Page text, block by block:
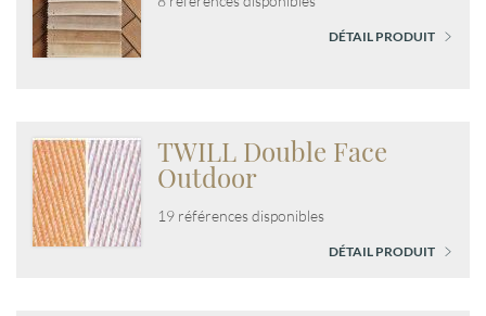
DÉTAIL PRODUIT
TWILL Double Face
Outdoor
19 références disponibles
DÉTAIL PRODUIT